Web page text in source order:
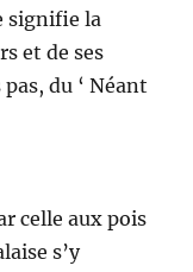
signifie la
et de ses
du ‘ Néant
celle aux pois
s’y